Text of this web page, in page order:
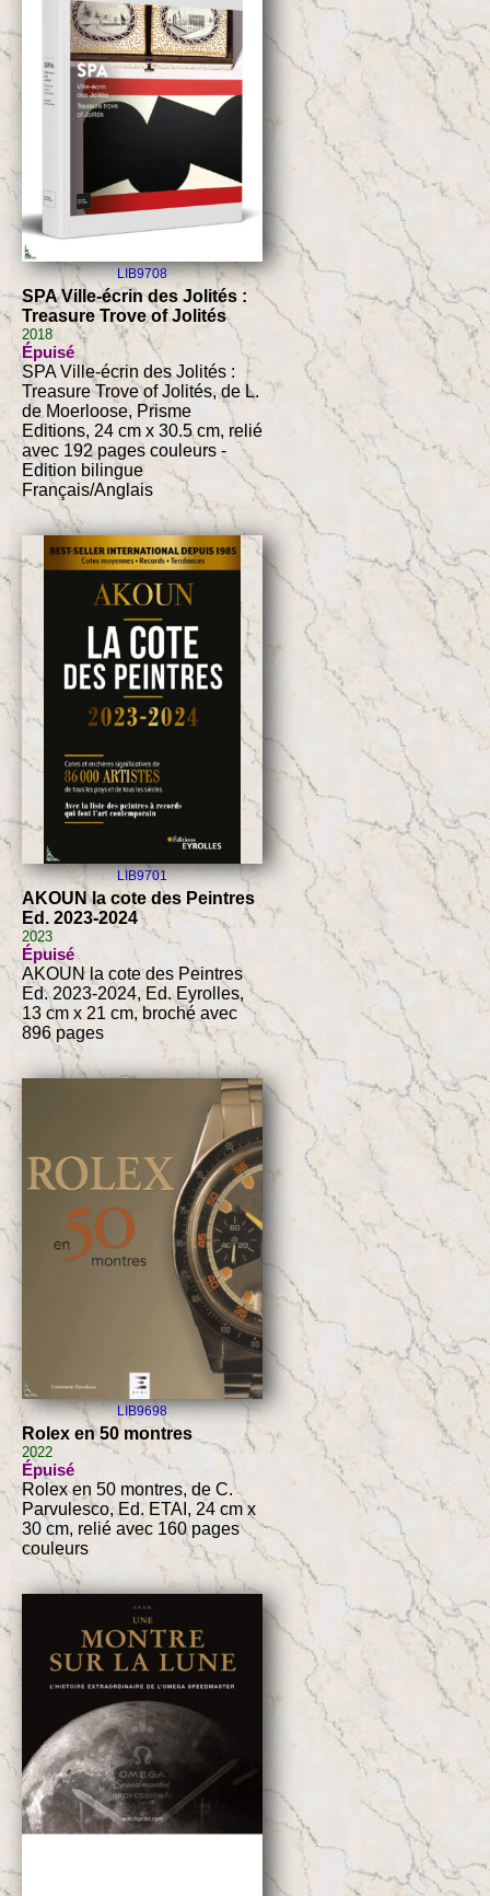
LIB9708
SPA Ville-écrin des Jolités :
Treasure Trove of Jolités
2018
Épuisé
SPA Ville-écrin des Jolités :
Treasure Trove of Jolités, de L.
de Moerloose, Prisme
Editions, 24 cm x 30.5 cm, relié
avec 192 pages couleurs -
Edition bilingue
Français/Anglais
LIB9701
AKOUN la cote des Peintres
Ed. 2023-2024
2023
Épuisé
AKOUN la cote des Peintres
Ed. 2023-2024, Ed. Eyrolles,
13 cm x 21 cm, broché avec
896 pages
LIB9698
Rolex en 50 montres
2022
Épuisé
Rolex en 50 montres, de C.
Parvulesco, Ed. ETAI, 24 cm x
30 cm, relié avec 160 pages
couleurs